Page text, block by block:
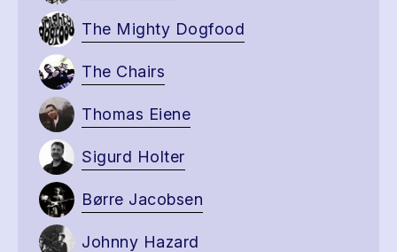
The Mighty Dogfood
The Chairs
Thomas Eiene
Sigurd Holter
Børre Jacobsen
Johnny Hazard